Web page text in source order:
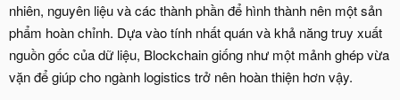
nhiên, nguyên liệu và các thành phần để hình thành nên một sản
phẩm hoàn chỉnh. Dựa vào tính nhất quán và khả năng truy xuất
nguồn gốc của dữ liệu, Blockchain giống như một mảnh ghép vừa
vặn để giúp cho ngành logistics trở nên hoàn thiện hơn vậy.